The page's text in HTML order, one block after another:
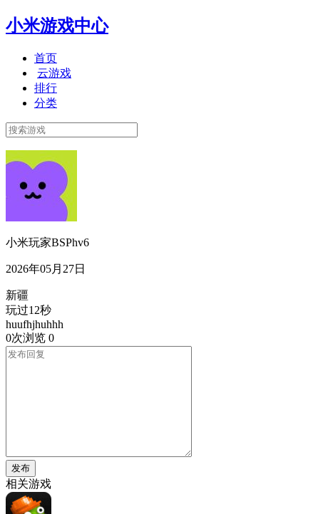
小米游戏中心
首页
云游戏
排行
分类
小米玩家BSPhv6
2026年05月27日
新疆
玩过12秒
huufhjhuhhh
0次浏览 0
发布
相关游戏